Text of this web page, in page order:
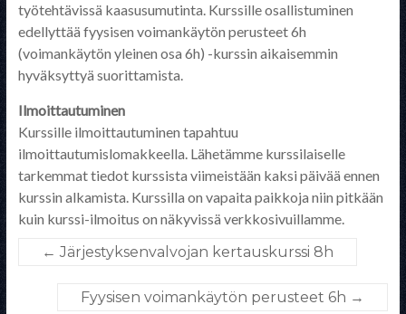
työtehtävissä kaasusumutinta. Kurssille osallistuminen
edellyttää fyysisen voimankäytön perusteet 6h
(voimankäytön yleinen osa 6h) -kurssin aikaisemmin
hyväksyttyä suorittamista.
Ilmoittautuminen
Kurssille ilmoittautuminen tapahtuu
ilmoittautumislomakkeella. Lähetämme kurssilaiselle
tarkemmat tiedot kurssista viimeistään kaksi päivää ennen
kurssin alkamista. Kurssilla on vapaita paikkoja niin pitkään
kuin kurssi-ilmoitus on näkyvissä verkkosivuillamme.
← Järjestyksenvalvojan kertauskurssi 8h
Fyysisen voimankäytön perusteet 6h →